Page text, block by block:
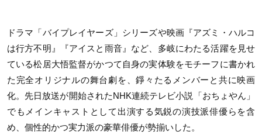
ドラマ「バイプレイヤーズ」シリーズや映画『アズミ・ハルコ
は行方不明』『アイスと雨音』など、多岐にわたる活躍を見せ
ている松居大悟監督がかつて自身の実体験をモチーフに書かれ
た完全オリジナルの舞台劇を、錚々たるメンバーと共に映画
化。先日放送が開始されたNHK連続テレビ小説「おちょやん」
でもメインキャストとして出演する気鋭の演技派俳優らを含
め、個性的かつ実力派の豪華俳優が勢揃いした。